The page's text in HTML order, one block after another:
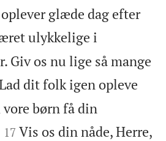
glæde dag efter
ulykkelige i
Giv os nu lige så mange
dit folk igen opleve
børn få din


17 Vis os din nåde, Herre,